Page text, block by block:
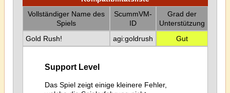
Vollständiger Name des
Spiels
ScummVM-
ID
Grad der
Unterstützung
Gold Rush!
agi:goldrush Gut
Support Level
Das Spiel zeigt einige kleinere Fehler,